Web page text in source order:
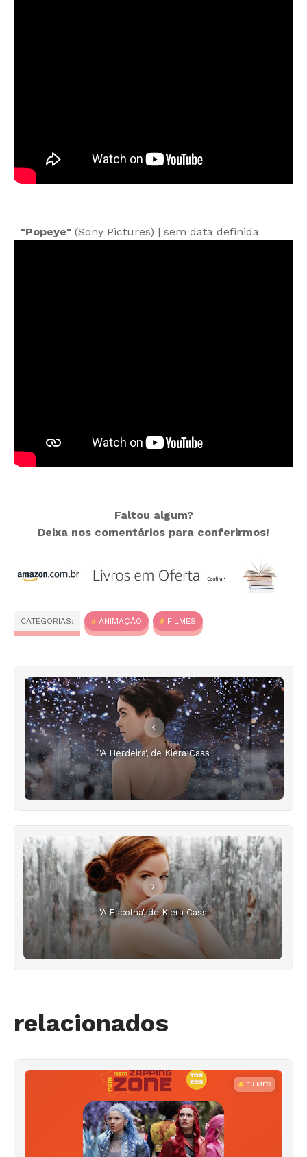
"Popeye" (Sony Pictures) | sem data definida
Faltou algum?
Deixa nos comentários para conferirmos!
CATEGORIAS: ANIMAÇÃO FILMES
'A Herdeira', de Kiera Cass
'A Escolha', de Kiera Cass
relacionados
FILMES